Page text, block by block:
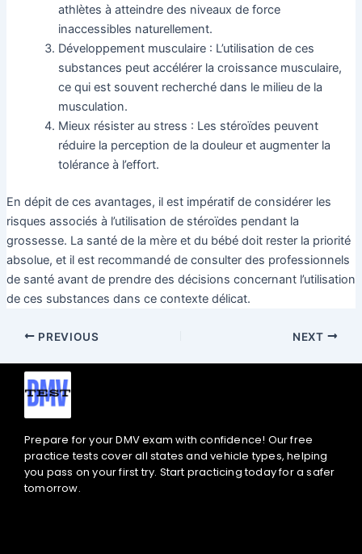
athlètes à atteindre des niveaux de force
inaccessibles naturellement.
Développement musculaire : L’utilisation de ces
substances peut accélérer la croissance musculaire,
ce qui est souvent recherché dans le milieu de la
musculation.
Mieux résister au stress : Les stéroïdes peuvent
réduire la perception de la douleur et augmenter la
tolérance à l’effort.
En dépit de ces avantages, il est impératif de considérer les
risques associés à l’utilisation de stéroïdes pendant la
grossesse. La santé de la mère et du bébé doit rester la priorité
absolue, et il est recommandé de consulter des professionnels
de santé avant de prendre des décisions concernant l’utilisation
de ces substances dans ce contexte délicat.
PREVIOUS NEXT
Prepare for your DMV exam with confidence! Our free
practice tests cover all states and vehicle types, helping
you pass on your first try. Start practicing today for a safer
tomorrow.